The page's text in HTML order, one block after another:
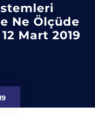
Ne Ölçüde
Mart 2019